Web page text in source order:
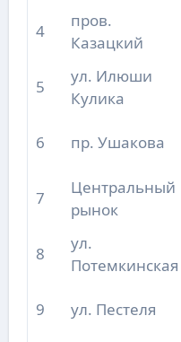
4
пров.
Казацкий
5
ул. Илюши
Кулика
6 пр. Ушакова
7
Центральный
рынок
8
ул.
Потемкинская
9 ул. Пестеля